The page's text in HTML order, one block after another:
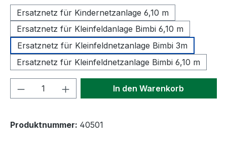
Ersatznetz für Kindernetzanlage 6,10 m
Ersatznetz für Kleinfeldanlage Bimbi 6,10 m
Ersatznetz für Kleinfeldnetzanlage Bimbi 3m
Ersatznetz für Kleinfeldnetzanlage Bimbi 6,10 m
Produkt Anzahl: Gib denIn den Warenkorb
Produktnummer: 40501